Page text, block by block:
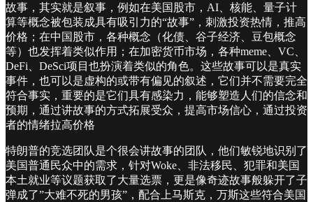
故事，其实就是叙事，例如在美国股市，AI、核能、量子计
算等概念被包装成具有吸引力的“故事”，刺激投资热情，推高
价格；在中国股市，各种概念（化债、谷子经济、豆包概念
等）也发挥着类似作用；在加密货币市场，各种meme、VC、
DeFi、DeSci项目也扮演着类似的角色。这些故事可以是真实
事件，也可以是虚构的或带有偏见的叙述，它们并不需要完全
符合事实，重要的是它们具有感染力，能够塑造人们的信念和
预期，通过讲故事的方式拓展受众，提高市场信心，通过投资
者的情绪拉高价格
特朗普的竞选团队是个很会讲故事的团队，他们敏锐地识别了
美国普通民众中的需求，针对Woke、非法移民、犯罪和美国
本土就业等议题获取了大量选票，更是像奇迹故事般躲开了子
弹成了”大难不死的男孩”，配合上马斯克，万斯这些符合美国